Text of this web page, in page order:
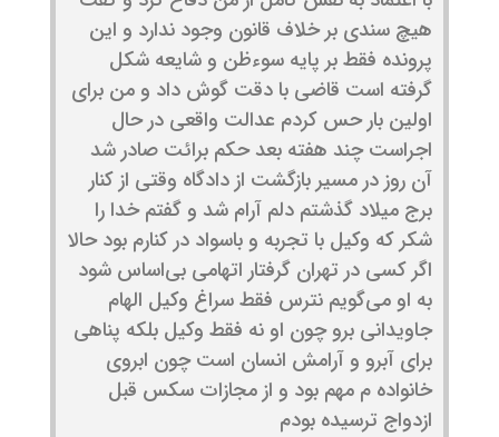
هیچ سندی بر خلاف قانون وجود ندارد و این
پرونده فقط بر پایه سوءظن و شایعه شکل
گرفته است قاضی با دقت گوش داد و من برای
اولین بار حس کردم عدالت واقعی در حال
اجراست چند هفته بعد حکم برائت صادر شد
آن روز در مسیر بازگشت از دادگاه وقتی از کنار
برج میلاد گذشتم دلم آرام شد و گفتم خدا را
شکر که وکیل با تجربه و باسواد در کنارم بود حالا
اگر کسی در تهران گرفتار اتهامی بی‌اساس شود
به او می‌گویم نترس فقط سراغ وکیل الهام
جاویدانی برو چون او نه فقط وکیل بلکه پناهی
برای آبرو و آرامش انسان است چون ابروی
خانواده م مهم بود و از مجازات سکس قبل
ازدواج ترسیده بودم